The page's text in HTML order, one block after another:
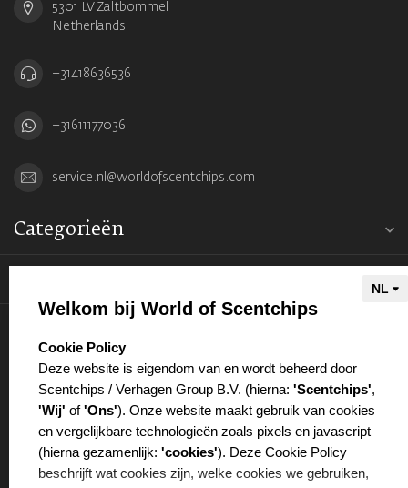
5301 LV Zaltbommel
Netherlands
+31418636536
+31611177036
service.nl@worldofscentchips.com
Categorieën
Welkom bij World of Scentchips
select language
Cookie Policy
Deze website is eigendom van en wordt beheerd door
Scentchips / Verhagen Group B.V. (hierna: 'Scentchips',
'Wij' of'Ons'). Onze website maakt gebruik van cookies
en vergelijkbare technologieën zoals pixels en javascript
(hierna gezamenlijk: 'cookies'). Deze Cookie Policy
beschrijft wat cookies zijn, welke cookies we gebruiken,